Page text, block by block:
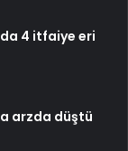
4 itfaiye eri
arzda düştü